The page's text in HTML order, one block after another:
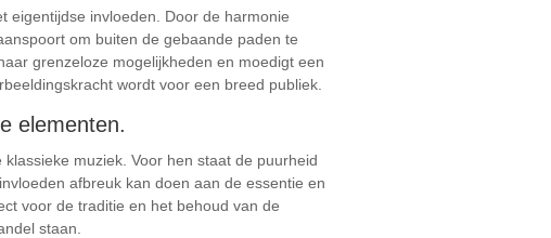
eigentijdse invloeden. Door de harmonie
om buiten de gebaande paden te
grenzeloze mogelijkheden en moedigt een
wordt voor een breed publiek.
elementen.
muziek. Voor hen staat de puurheid
afbreuk kan doen aan de essentie en
voor de traditie en het behoud van de
staan.